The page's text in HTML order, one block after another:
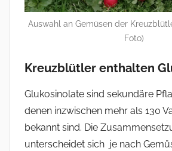
Auswahl an Gemüsen der
Foto)
Kreuzblütler enthalten
Glukosinolate sind sekundäre
denen inzwischen mehr als 130
bekannt sind. Die
unterscheidet sich je nach